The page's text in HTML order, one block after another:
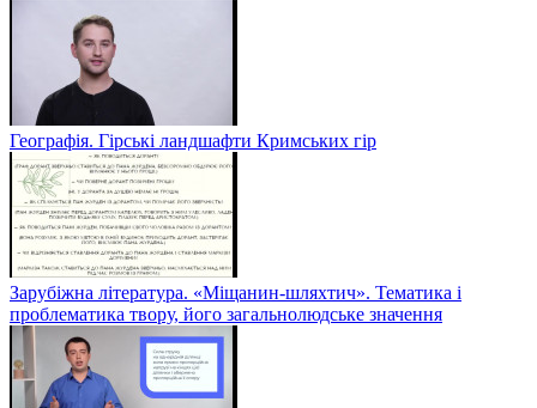
Географія. Гірські ландшафти Кримських гір
Зарубіжна література. «Міщанин-шляхтич». Тематика і
проблематика твору, його загальнолюдське значення